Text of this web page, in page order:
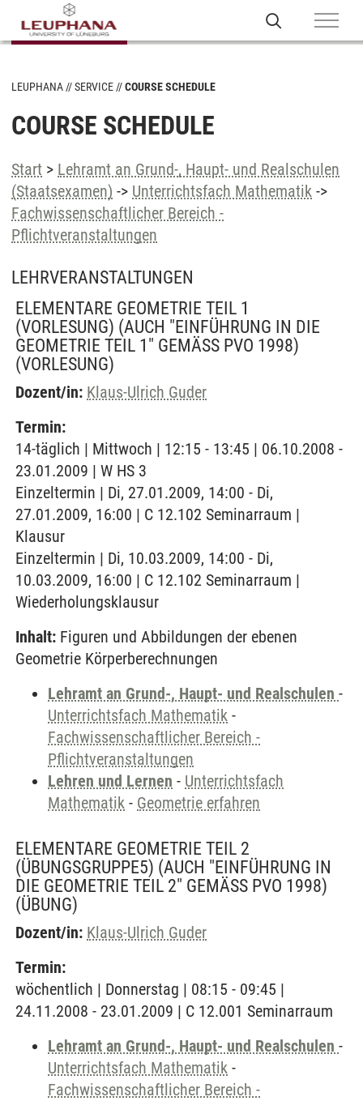
LEUPHANA SERVICE COURSE SCHEDULE
COURSE SCHEDULE
Start > Lehramt an Grund-, Haupt- und Realschulen
(Staatsexamen) -> Unterrichtsfach Mathematik ->
Fachwissenschaftlicher Bereich -
Pflichtveranstaltungen
LEHRVERANSTALTUNGEN
ELEMENTARE GEOMETRIE TEIL 1
(VORLESUNG) (AUCH "EINFÜHRUNG IN DIE
GEOMETRIE TEIL 1" GEMÄSS PVO 1998)
(VORLESUNG)
Dozent/in: Klaus-Ulrich Guder
Termin:
14-täglich | Mittwoch | 12:15 - 13:45 | 06.10.2008 -
23.01.2009 | W HS 3
Einzeltermin | Di, 27.01.2009, 14:00 - Di,
27.01.2009, 16:00 | C 12.102 Seminarraum |
Klausur
Einzeltermin | Di, 10.03.2009, 14:00 - Di,
10.03.2009, 16:00 | C 12.102 Seminarraum |
Wiederholungsklausur
Inhalt: Figuren und Abbildungen der ebenen
Geometrie Körperberechnungen
Lehramt an Grund-, Haupt- und Realschulen -
Unterrichtsfach Mathematik -
Fachwissenschaftlicher Bereich -
Pflichtveranstaltungen
Lehren und Lernen - Unterrichtsfach
Mathematik - Geometrie erfahren
ELEMENTARE GEOMETRIE TEIL 2
(ÜBUNGSGRUPPE5) (AUCH "EINFÜHRUNG IN
DIE GEOMETRIE TEIL 2" GEMÄSS PVO 1998)
(ÜBUNG)
Dozent/in: Klaus-Ulrich Guder
Termin:
wöchentlich | Donnerstag | 08:15 - 09:45 |
24.11.2008 - 23.01.2009 | C 12.001 Seminarraum
Lehramt an Grund-, Haupt- und Realschulen -
Unterrichtsfach Mathematik -
Fachwissenschaftlicher Bereich -